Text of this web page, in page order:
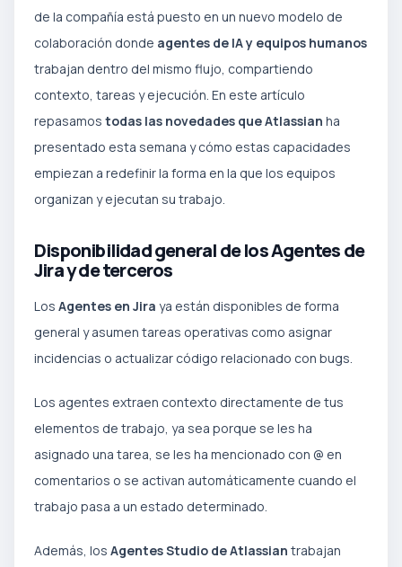
de la compañía está puesto en un nuevo modelo de
colaboración donde agentes de IA y equipos humanos
trabajan dentro del mismo flujo, compartiendo
contexto, tareas y ejecución. En este artículo
repasamos todas las novedades que Atlassian ha
presentado esta semana y cómo estas capacidades
empiezan a redefinir la forma en la que los equipos
organizan y ejecutan su trabajo.
Disponibilidad general de los Agentes de
Jira y de terceros
Los Agentes en Jira ya están disponibles de forma
general y asumen tareas operativas como asignar
incidencias o actualizar código relacionado con bugs.
Los agentes extraen contexto directamente de tus
elementos de trabajo, ya sea porque se les ha
asignado una tarea, se les ha mencionado con @ en
comentarios o se activan automáticamente cuando el
trabajo pasa a un estado determinado.
Además, los Agentes Studio de Atlassian trabajan